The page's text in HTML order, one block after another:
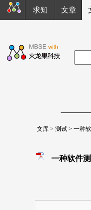
求知 文章
文库 > 测试 > 一种
一种软件